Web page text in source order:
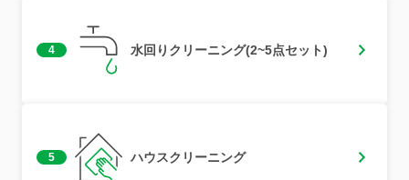
4 水回りクリーニング(2~5点セット)
5 ハウスクリーニング